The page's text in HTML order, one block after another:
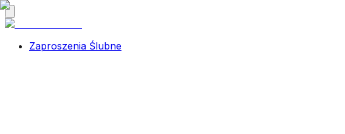
Zaproszenia Ślubne